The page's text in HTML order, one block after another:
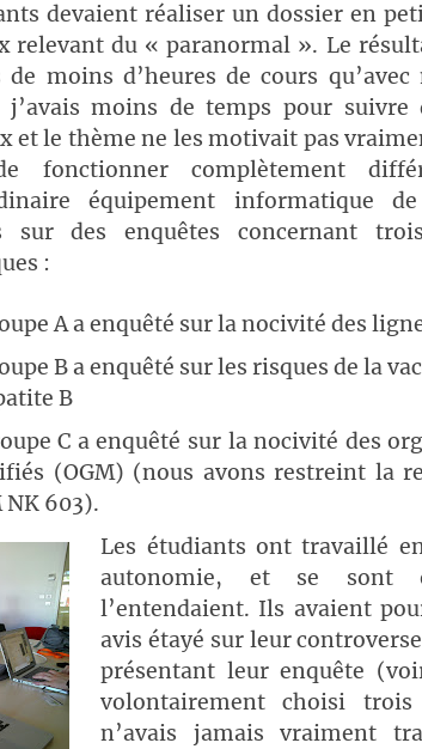
devaient réaliser un dossier en
relevant du « paranormal ». Le
de moins d’heures de cours
j’avais moins de temps pour
et le thème ne les motivait pas
fonctionner complètement
équipement informatique
sur des enquêtes concernant
:
A a enquêté sur la nocivité des
B a enquêté sur les risques de la
B
C a enquêté sur la nocivité des
(OGM) (nous avons restreint la
NK 603).
Les étudiants ont travaillé
autonomie, et se sont
l’entendaient. Ils avaient
avis étayé sur leur
présentant leur enquête
volontairement choisi
n’avais jamais vraiment